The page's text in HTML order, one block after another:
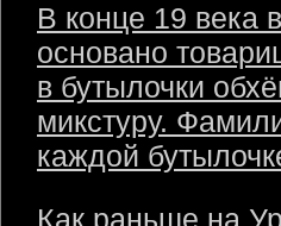
В конце 19 века
основано
в бутылочки
микстуру.
каждой
Как раньше на